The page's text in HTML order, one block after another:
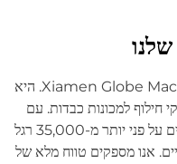
המייסדת בשנת 1998, Xiamen Globe Machine Co., Ltd. היא
חילוף למכונות כבדות. עם
מרכז פעילות בקואנצ'ואו, בסין, אנו פועלים על פני יותר מ-35,000 רגל
אנו מספקים טווח מלא של